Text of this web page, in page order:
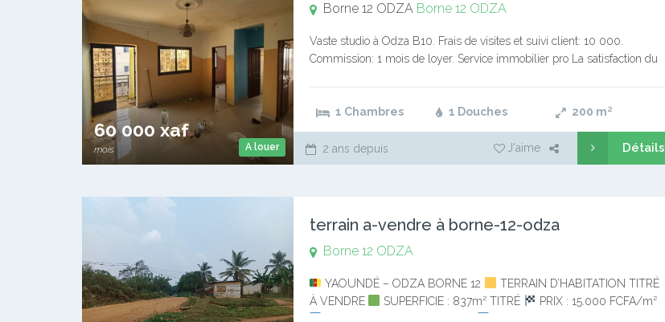
A louer
60 000 xaf
mois
Borne 12 ODZA Borne 12 ODZA
Vaste studio à Odza B10. Frais de visites et suivi client: 10 000.
Commission: 1 mois de loyer. Service immobilier pro La satisfaction du
1 Chambres 1 Douches 200 m²
2 ans depuis J'aime Détails
terrain a-vendre à borne-12-odza
Borne 12 ODZA
YAOUNDÉ – ODZA BORNE 12
TERRAIN D’HABITATION TITRÉ
À VENDRE
SUPERFICIE : 837m² TITRÉ
PRIX : 15.000 FCFA/m²